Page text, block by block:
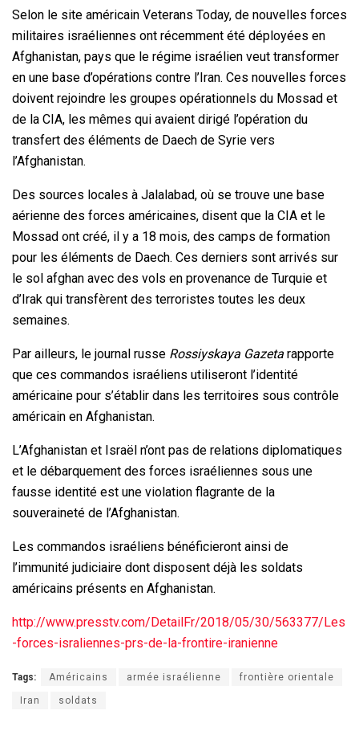
Selon le site américain Veterans Today, de nouvelles forces
militaires israéliennes ont récemment été déployées en
Afghanistan, pays que le régime israélien veut transformer
en une base d’opérations contre l’Iran. Ces nouvelles forces
doivent rejoindre les groupes opérationnels du Mossad et
de la CIA, les mêmes qui avaient dirigé l’opération du
transfert des éléments de Daech de Syrie vers
l’Afghanistan.
Des sources locales à Jalalabad, où se trouve une base
aérienne des forces américaines, disent que la CIA et le
Mossad ont créé, il y a 18 mois, des camps de formation
pour les éléments de Daech. Ces derniers sont arrivés sur
le sol afghan avec des vols en provenance de Turquie et
d’Irak qui transfèrent des terroristes toutes les deux
semaines.
Par ailleurs, le journal russe Rossiyskaya Gazeta rapporte
que ces commandos israéliens utiliseront l’identité
américaine pour s’établir dans les territoires sous contrôle
américain en Afghanistan.
L’Afghanistan et Israël n’ont pas de relations diplomatiques
et le débarquement des forces israéliennes sous une
fausse identité est une violation flagrante de la
souveraineté de l’Afghanistan.
Les commandos israéliens bénéficieront ainsi de
l’immunité judiciaire dont disposent déjà les soldats
américains présents en Afghanistan.
http://www.presstv.com/DetailFr/2018/05/30/563377/Les
-forces-israliennes-prs-de-la-frontire-iranienne
Tags: Américains armée israélienne frontière orientale
Iran soldats